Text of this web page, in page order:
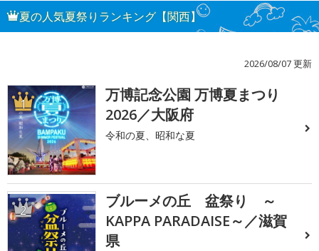
夏の人気夏祭りランキング【関西】
2026/08/07 更新
1
万博記念公園 万博夏まつり
2026／大阪府
令和の夏、昭和な夏
2
ブルーメの丘 盆祭り ～
KAPPA PARADAISE～／滋賀
県